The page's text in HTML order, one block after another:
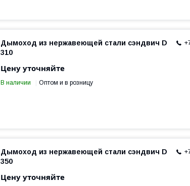
Дымоход из нержавеющей стали сэндвич D
310
Цену уточняйте
В наличии Оптом и в розницу
Дымоход из нержавеющей стали сэндвич D
350
Цену уточняйте